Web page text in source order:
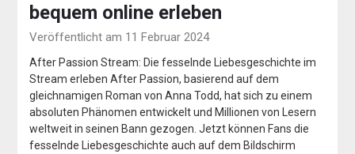
bequem online erleben
Veröffentlicht am 11 Februar 2024
After Passion Stream: Die fesselnde Liebesgeschichte im
Stream erleben After Passion, basierend auf dem
gleichnamigen Roman von Anna Todd, hat sich zu einem
absoluten Phänomen entwickelt und Millionen von Lesern
weltweit in seinen Bann gezogen. Jetzt können Fans die
fesselnde Liebesgeschichte auch auf dem Bildschirm